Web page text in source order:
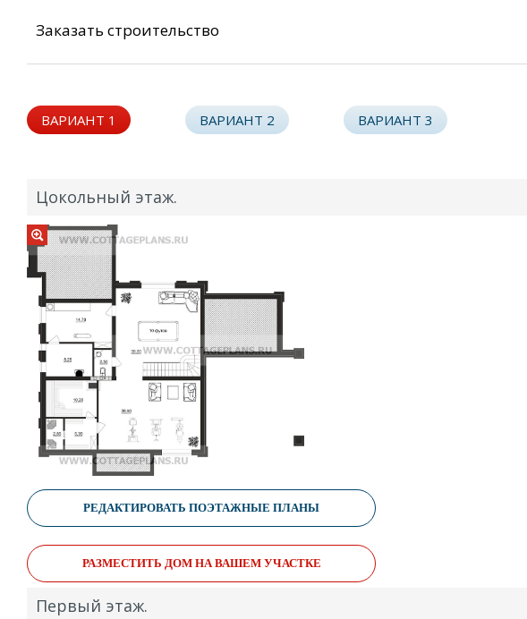
Заказать строительство
ВАРИАНТ 1 ВАРИАНТ 2 ВАРИАНТ 3
Цокольный этаж.
РЕДАКТИРОВАТЬ ПОЭТАЖНЫЕ ПЛАНЫ
РАЗМЕСТИТЬ ДОМ НА ВАШЕМ УЧАСТКЕ
Первый этаж.